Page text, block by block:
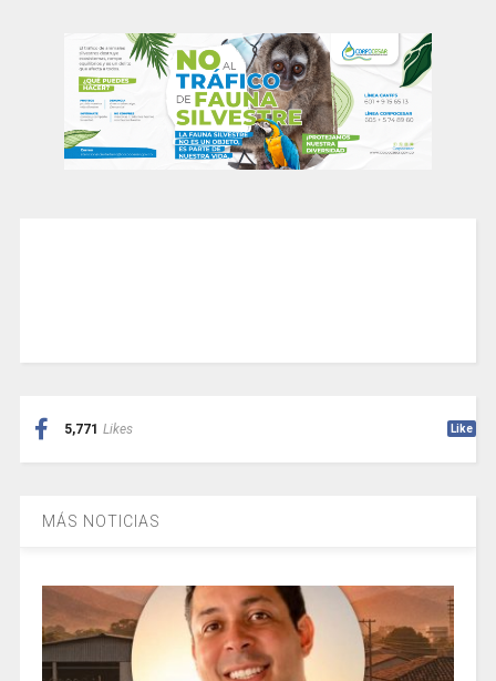
5,771 Likes Like
MÁS NOTICIAS